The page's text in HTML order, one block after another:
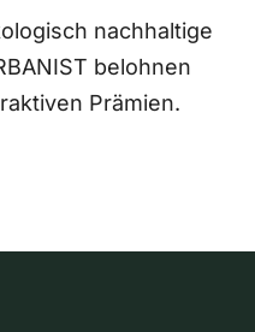
nachhaltige
belohnen
Prämien.